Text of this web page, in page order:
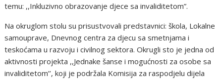
temu: ,,Inkluzivno obrazovanje djece sa invaliditetom”.
Na okruglom stolu su prisustvovali predstavnici: škola, Lokalne
samouprave, Dnevnog centra za djecu sa smetnjama i
teskoćama u razvoju i civilnog sektora. Okrugli sto je jedna od
aktivnosti projekta ,,Jednake šanse i mogućnosti za osobe sa
invaliditetom’’, koji je podržala Komisija za raspodjelu dijela